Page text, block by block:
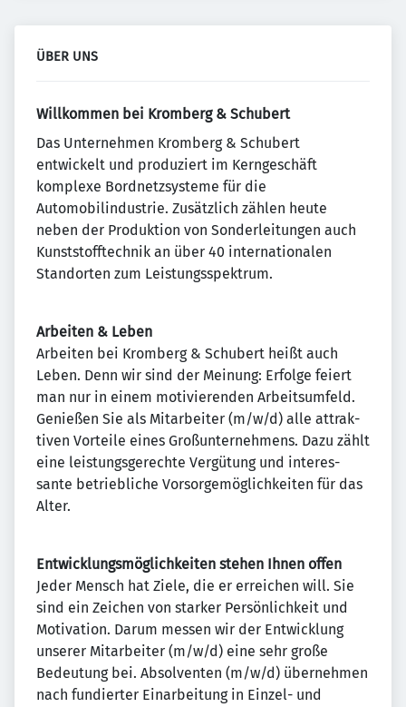
ÜBER UNS
Willkommen bei Kromberg & Schubert
Das Unternehmen Kromberg & Schubert
entwickelt und produziert im Kerngeschäft
komplexe Bordnetzsysteme für die
Automobilindustrie. Zusätzlich zählen heute
neben der Produktion von Sonderleitungen auch
Kunststofftechnik an über 40 internationalen
Standorten zum Leistungsspektrum.
Arbeiten & Leben
Arbeiten bei Kromberg & Schubert heißt auch
Leben. Denn wir sind der Meinung: Erfolge feiert
man nur in einem motivierenden Arbeitsumfeld.
Ge­nießen Sie als Mitar­beiter (m/w/d) alle at­trak­
tiven Vor­teile eines Groß­unter­neh­mens. Dazu zählt
eine leis­tungs­gerechte Ver­gütung und inte­res­
sante betrieb­liche Vorsorgemöglichkeiten für das
Alter.
Entwicklungsmöglichkeiten stehen Ihnen offen
Jeder Mensch hat Ziele, die er erreichen will. Sie
sind ein Zeichen von starker Persönlichkeit und
Motivation. Darum messen wir der Entwicklung
unserer Mitarbeiter (m/w/d) eine sehr große
Bedeutung bei. Absolventen (m/w/d) übernehmen
nach fun­dier­ter Ein­arbei­tung in Einzel- und